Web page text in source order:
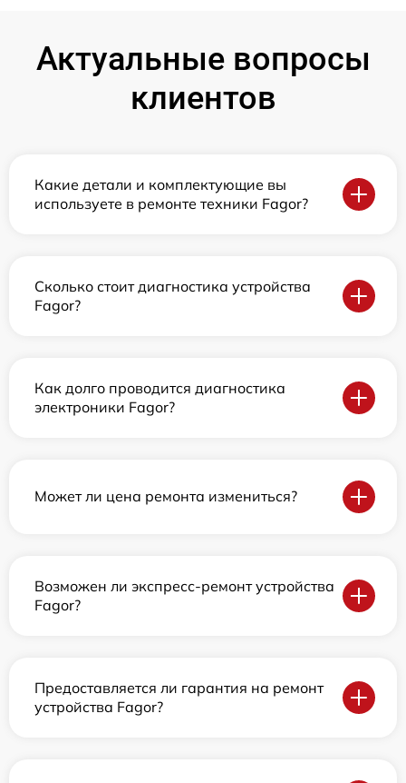
Актуальные вопросы
клиентов
Какие детали и комплектующие вы
используете в ремонте техники Fagor?
Сколько стоит диагностика устройства
Fagor?
Как долго проводится диагностика
электроники Fagor?
Может ли цена ремонта измениться?
Возможен ли экспресс-ремонт устройства
Fagor?
Предоставляется ли гарантия на ремонт
устройства Fagor?